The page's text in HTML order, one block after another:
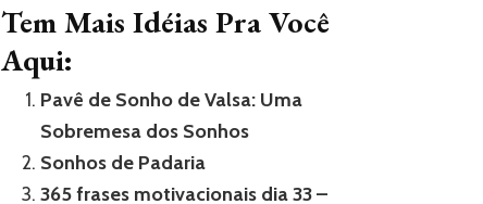
Tem Mais Idéias Pra Você
Aqui:
Pavê de Sonho de Valsa: Uma
Sobremesa dos Sonhos
Sonhos de Padaria
365 frases motivacionais dia 33 –